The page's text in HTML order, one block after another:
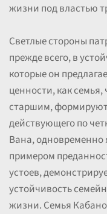
жизни под властью
Светлые стороны
прежде всего, в
которые он
ценности, как
старшим,
действующего по
Вана,
примером
устоев,
устойчивость
жизни. Семья